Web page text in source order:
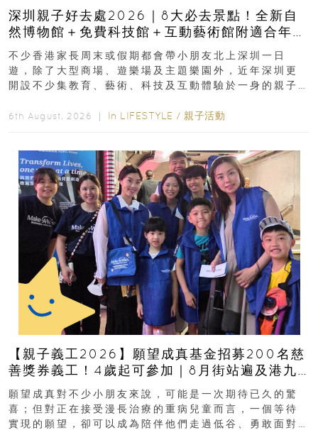
深圳親子好去處2026｜8大必去景點！全新自
然博物館＋免費科技館＋互動藝術館附適合年
齡、交通、門票、開放時間
不少香港家長周末或假期都會帶小朋友北上深圳一日
遊，除了大型商場、遊樂場及主題樂園外，近年深圳更
開設不少集教育、藝術、科技及互動體驗於一身的親子
6th August, 2026 ｜ In LIFESTYLE / 親子活動
【親子義工2026】願望成真基金招募200名慈
善獎券義工！4歲起可參加｜8月街站遍及港九
新界
願望成真對不少小朋友來說，可能是一次期待已久的驚
喜；但對正在接受漫長治療的重病兒童而言，一個等待
實現的願望，卻可以成為陪伴他們走過低谷、勇敢面對